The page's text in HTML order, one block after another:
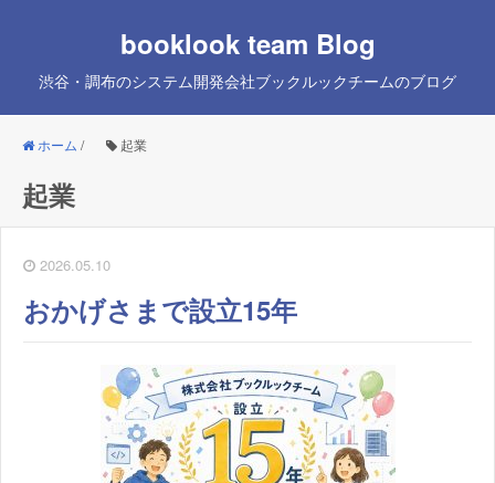
booklook team Blog
渋谷・調布のシステム開発会社ブックルックチームのブログ
ホーム / 起業
起業
2026.05.10
おかげさまで設立15年